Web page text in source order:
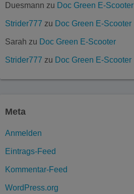
Duesmann zu Doc Green E-Scooter
Strider777 zu Doc Green E-Scooter
Sarah zu Doc Green E-Scooter
Strider777 zu Doc Green E-Scooter
Meta
Anmelden
Eintrags-Feed
Kommentar-Feed
WordPress.org